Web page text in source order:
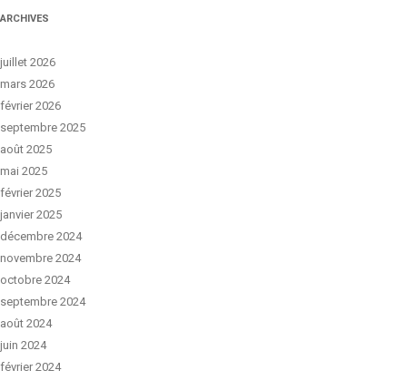
ARCHIVES
juillet 2026
mars 2026
février 2026
septembre 2025
août 2025
mai 2025
février 2025
janvier 2025
décembre 2024
novembre 2024
octobre 2024
septembre 2024
août 2024
juin 2024
février 2024